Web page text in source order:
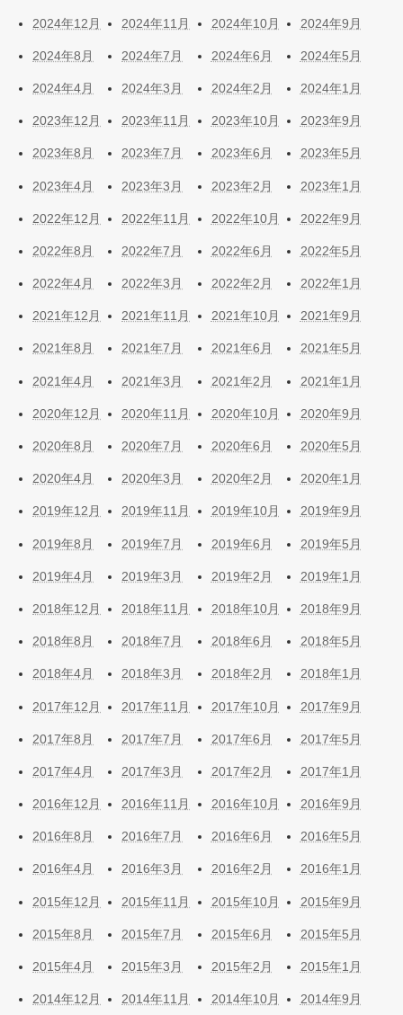
2024年12月 2024年11月 2024年10月 2024年9月
2024年8月 2024年7月 2024年6月 2024年5月
2024年4月 2024年3月 2024年2月 2024年1月
2023年12月 2023年11月 2023年10月 2023年9月
2023年8月 2023年7月 2023年6月 2023年5月
2023年4月 2023年3月 2023年2月 2023年1月
2022年12月 2022年11月 2022年10月 2022年9月
2022年8月 2022年7月 2022年6月 2022年5月
2022年4月 2022年3月 2022年2月 2022年1月
2021年12月 2021年11月 2021年10月 2021年9月
2021年8月 2021年7月 2021年6月 2021年5月
2021年4月 2021年3月 2021年2月 2021年1月
2020年12月 2020年11月 2020年10月 2020年9月
2020年8月 2020年7月 2020年6月 2020年5月
2020年4月 2020年3月 2020年2月 2020年1月
2019年12月 2019年11月 2019年10月 2019年9月
2019年8月 2019年7月 2019年6月 2019年5月
2019年4月 2019年3月 2019年2月 2019年1月
2018年12月 2018年11月 2018年10月 2018年9月
2018年8月 2018年7月 2018年6月 2018年5月
2018年4月 2018年3月 2018年2月 2018年1月
2017年12月 2017年11月 2017年10月 2017年9月
2017年8月 2017年7月 2017年6月 2017年5月
2017年4月 2017年3月 2017年2月 2017年1月
2016年12月 2016年11月 2016年10月 2016年9月
2016年8月 2016年7月 2016年6月 2016年5月
2016年4月 2016年3月 2016年2月 2016年1月
2015年12月 2015年11月 2015年10月 2015年9月
2015年8月 2015年7月 2015年6月 2015年5月
2015年4月 2015年3月 2015年2月 2015年1月
2014年12月 2014年11月 2014年10月 2014年9月